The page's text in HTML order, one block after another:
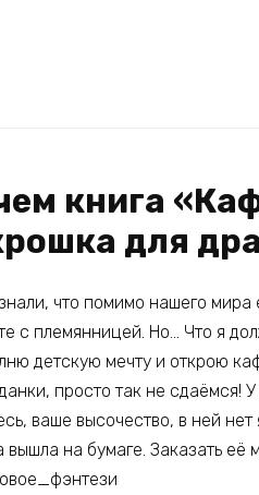
книга
для
что помимо нашего мира
с племянницей. Но… Что я
детскую мечту и открою
просто так не сдаёмся!
ваше высочество, в ней
вышла на бумаге. Заказать